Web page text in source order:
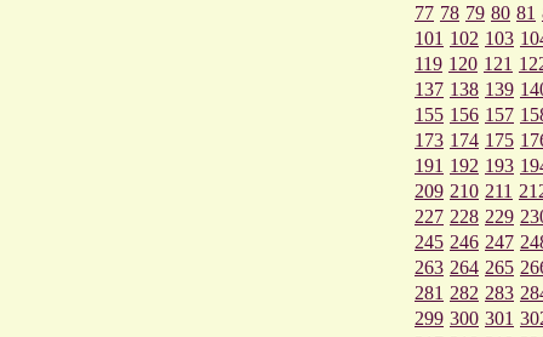
77 78 79 80 81
101 102 103
119 120 121
137 138 139
155 156 157
173 174 175
191 192 193
209 210 211
227 228 229
245 246 247
263 264 265
281 282 283
299 300 301